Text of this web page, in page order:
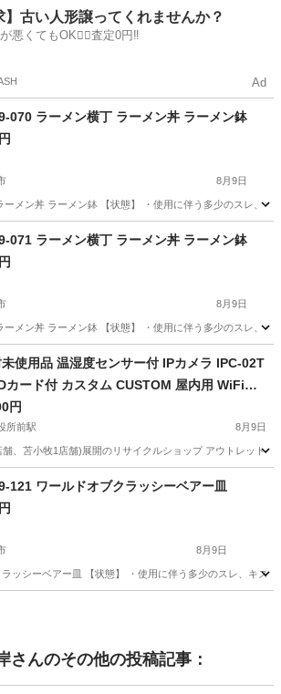
器 ドナルドダック
】古い人形譲ってくれませんか？
悪くてもOK🙆‍♀️査定0円‼️
Ad
070 ラーメン横丁 ラーメン丼 ラーメン鉢
8月9日
ーメン丼 ラーメン鉢 【状態】 ・使用に伴う多少のスレ、
現地
071 ラーメン横丁 ラーメン丼 ラーメン鉢
8月9日
ーメン丼 ラーメン鉢 【状態】 ・使用に伴う多少のスレ、
活雑貨 現地
未使用品 温湿度センサー付 IPカメラ IPC-02T
カード付 カスタム CUSTOM 屋内用 WiFi専
ラ ネット経由視聴 見守りカメラ 防犯 ペッ
ラ 札幌 北20条店
円
所前駅 8月9日
、苫小牧1店舗)展開のリサイクルショップ アウトレット
防災、セキュリティ
121 ワールドオブクラッシーベアー皿
8月9日
ッシーベアー皿 【状態】 ・使用に伴う多少のスレ、キ
さんのその他の投稿記事：